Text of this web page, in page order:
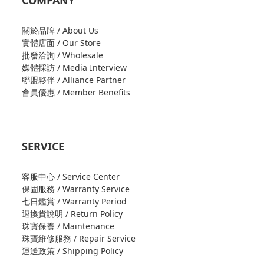
關於品牌 / About Us
實體店面 / Our Store
批發洽詢 / Wholesale
媒體採訪 / Media Interview
聯盟夥伴 / Alliance Partner
會員優惠 / Member Benefits
SERVICE
客服中心 / Service Center
保固服務 / Warranty Service
七日鑑賞 / Warranty Period
退換貨說明 / Return Policy
珠寶保養 / Maintenance
珠寶維修服務 / Repair Service
運送政策 / Shipping Policy